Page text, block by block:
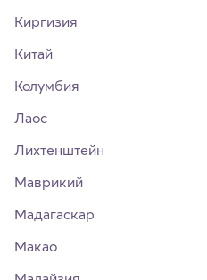
Киргизия
Китай
Колумбия
Лаос
Лихтенштейн
Маврикий
Мадагаскар
Макао